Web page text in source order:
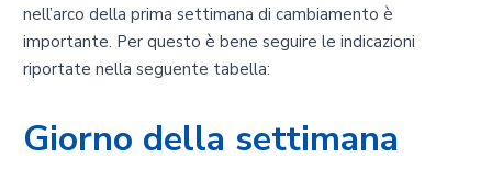
nell’arco della prima settimana di cambiamento è
importante. Per questo è bene seguire le indicazioni
riportate nella seguente tabella:
Giorno della settimana